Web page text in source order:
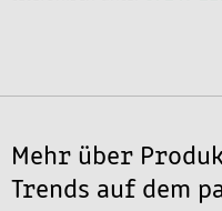
Mehr über
Trends auf dem